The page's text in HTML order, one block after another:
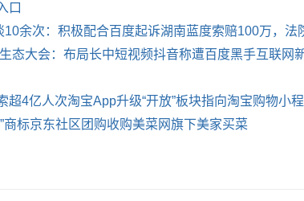
口
余次：积极配合百度起诉湖南蓝度索赔100万，法
态大会：布局长中短视频抖音称遭百度黑手互联网
超4亿人次淘宝App升级“开放”板块指向淘宝购物小
商标京东社区团购收购美菜网旗下美家买菜